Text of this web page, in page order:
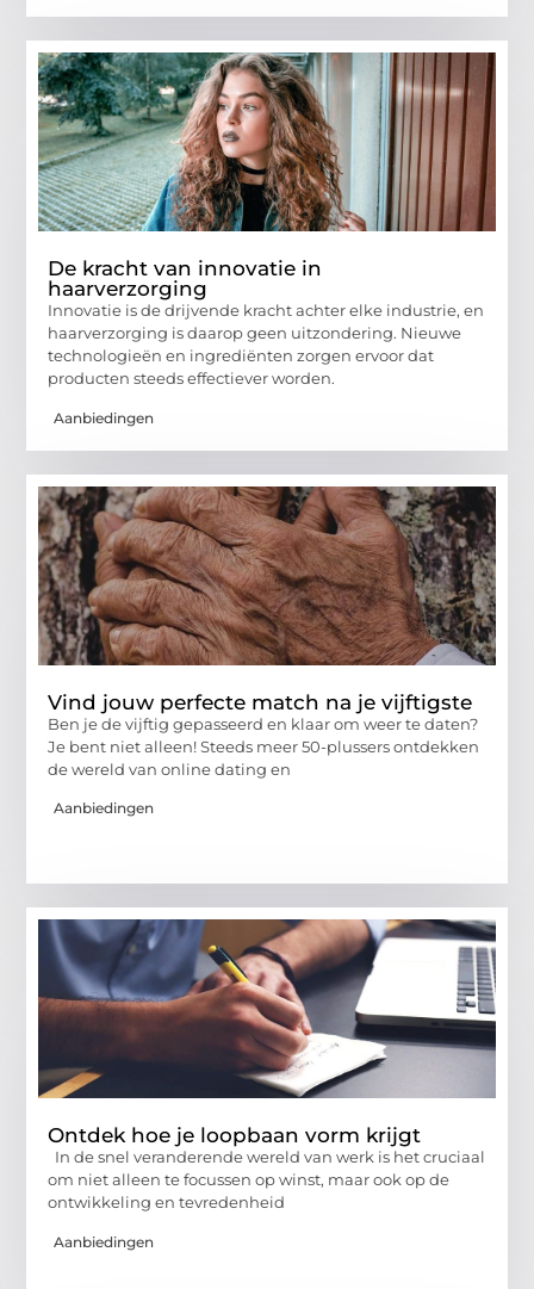
De kracht van innovatie in
haarverzorging
Innovatie is de drijvende kracht achter elke industrie, en
haarverzorging is daarop geen uitzondering. Nieuwe
technologieën en ingrediënten zorgen ervoor dat
producten steeds effectiever worden.
Aanbiedingen
Vind jouw perfecte match na je vijftigste
Ben je de vijftig gepasseerd en klaar om weer te daten?
Je bent niet alleen! Steeds meer 50-plussers ontdekken
de wereld van online dating en
Aanbiedingen
Ontdek hoe je loopbaan vorm krijgt
In de snel veranderende wereld van werk is het cruciaal
om niet alleen te focussen op winst, maar ook op de
ontwikkeling en tevredenheid
Aanbiedingen